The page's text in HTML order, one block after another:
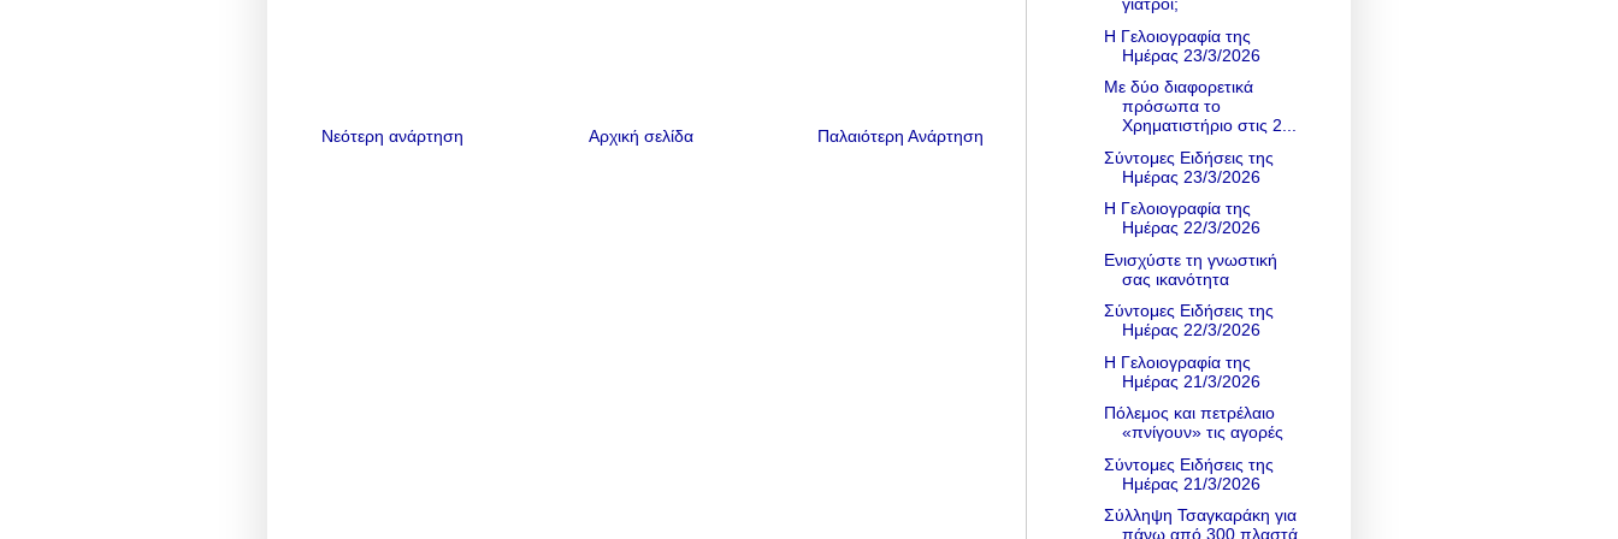
Νεότερη ανάρτηση Παλαιότερη Ανάρτηση
Αρχική σελίδα
γιατροί;
Η Γελοιογραφία της
Ημέρας 23/3/2026
Με δύο διαφορετικά
πρόσωπα το
Χρηματιστήριο στις 2...
Σύντομες Ειδήσεις της
Ημέρας 23/3/2026
Η Γελοιογραφία της
Ημέρας 22/3/2026
Ενισχύστε τη γνωστική
σας ικανότητα
Σύντομες Ειδήσεις της
Ημέρας 22/3/2026
Η Γελοιογραφία της
Ημέρας 21/3/2026
Πόλεμος και πετρέλαιο
«πνίγουν» τις αγορές
Σύντομες Ειδήσεις της
Ημέρας 21/3/2026
Σύλληψη Τσαγκαράκη για
πάνω από 300 πλαστά